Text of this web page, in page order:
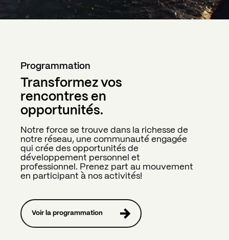
Programmation
Transformez vos
rencontres en
opportunités.
Notre force se trouve dans la richesse de
notre réseau, une communauté engagée
qui crée des opportunités de
développement personnel et
professionnel. Prenez part au mouvement
en participant à nos activités!
Voir la programmation